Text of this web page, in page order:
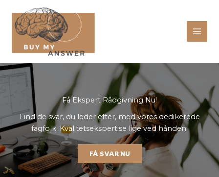
indholdet
Få Ekspert Rådgivning Nu!
Find de svar, du leder efter, med vores dedikerede
fagfolk. Kvalitetsekspertise lige ved hånden.
FÅ SVAR NU